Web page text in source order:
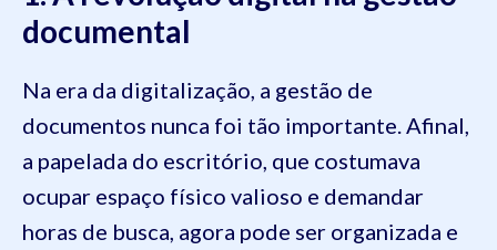
documental
Na era da digitalização, a gestão de
documentos nunca foi tão importante. Afinal,
a papelada do escritório, que costumava
ocupar espaço físico valioso e demandar
horas de busca, agora pode ser organizada e